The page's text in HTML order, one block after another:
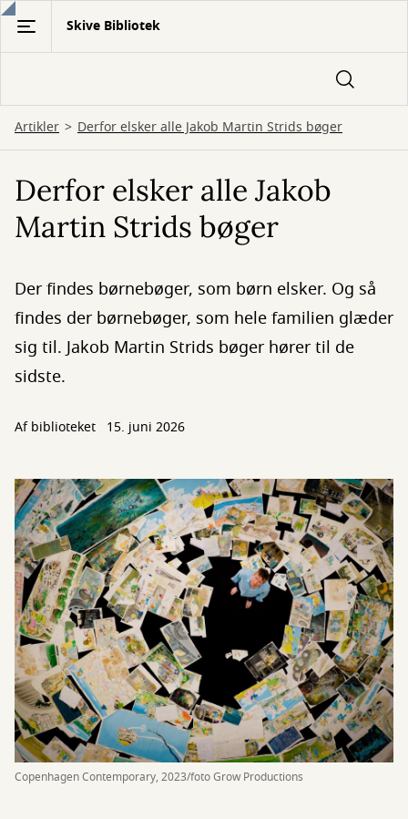
Gå
hovedindhold
Skive Bibliotek
Artikler Derfor elsker alle Jakob Martin Strids bøger
Derfor elsker alle Jakob
Martin Strids bøger
Der findes børnebøger, som børn elsker. Og så
findes der børnebøger, som hele familien glæder
sig til. Jakob Martin Strids bøger hører til de
sidste.
Af biblioteket 15. juni 2026
Copenhagen Contemporary, 2023/foto Grow Productions